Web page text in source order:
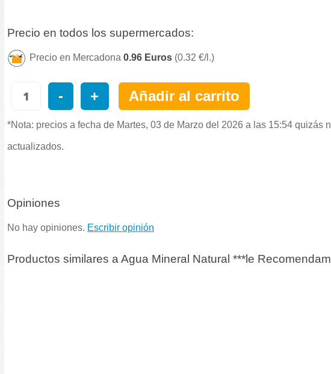
Precio en todos los supermercados:
Precio en Mercadona 0.96 Euros (0.32 €/l.)
- + Añadir al carrito
*Nota: precios a fecha de Martes, 03 de Marzo del 2026 a las 15:54 quizás
actualizados.
Opiniones
No hay opiniones. Escribir opinión
Productos similares a Agua Mineral Natural ***le